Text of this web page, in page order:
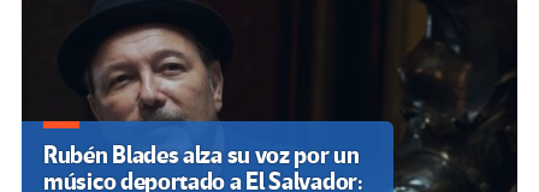
Rubén Blades alza su voz por un
músico deportado a El Salvador: